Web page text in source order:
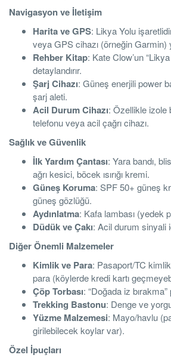
Navigasyon ve İletişim
Harita ve GPS: Likya Yolu
veya GPS cihazı (örneğin Garmin)
Rehber Kitap: Kate Clow’un
detaylandırır.
Şarj Cihazı: Güneş enerjili power
şarj aleti.
Acil Durum Cihazı: Özellikle izole
telefonu veya acil çağrı cihazı.
Sağlık ve Güvenlik
İlk Yardım Çantası: Yara bandı,
ağrı kesici, böcek ısırığı kremi.
Güneş Koruma: SPF 50+ güneş
güneş gözlüğü.
Aydınlatma: Kafa lambası (yedek
Düdük ve Çakı: Acil durum sinyali
Diğer Önemli Malzemeler
Kimlik ve Para: Pasaport/TC
para (köylerde kredi kartı
Çöp Torbası: “Doğada iz
Trekking Bastonu: Denge ve
Yüzme Malzemesi: Mayo/havlu
girilebilecek koylar var).
Özel İpuçları